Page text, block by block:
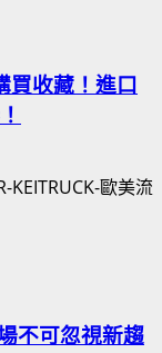
買收藏！進口
不可忽視新趨